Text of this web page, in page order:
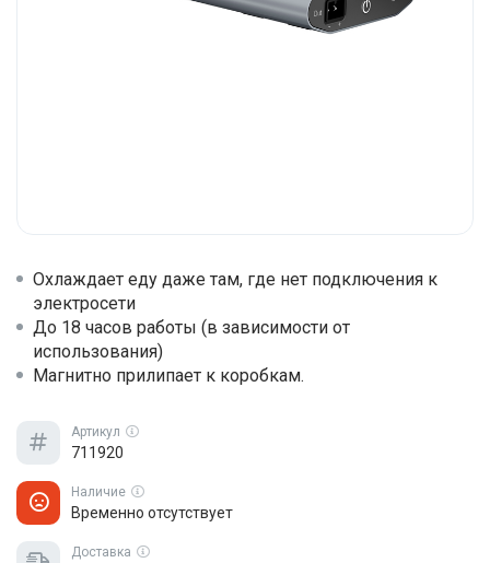
Охлаждает еду даже там, где нет подключения к
электросети
До 18 часов работы (в зависимости от
использования)
Магнитно прилипает к коробкам.
Артикул
711920
Наличие
Временно отсутствует
Доставка